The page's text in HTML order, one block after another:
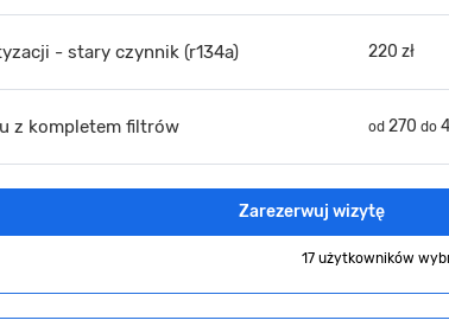
- stary czynnik (r134a) 220 zł
z kompletem filtrów od 270 do
Zarezerwuj wizytę
17 użytkowników